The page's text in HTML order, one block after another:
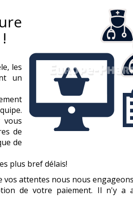
les
un
vous
de
de
plus bref délais!
vos attentes nous nous
de votre paiement. Il n'y a